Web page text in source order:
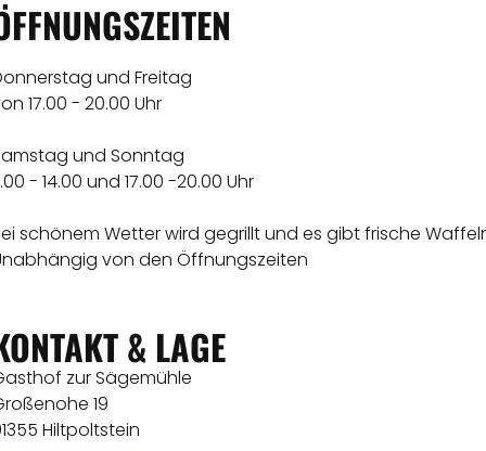
und Freitag
17.00 - 20.00 Uhr
und Sonntag
- 14.00 und 17.00 -20.00 Uhr
schönem Wetter wird gegrillt und es gibt frische
von den Öffnungszeiten
& LAGE
zur Sägemühle
19
Hiltpoltstein